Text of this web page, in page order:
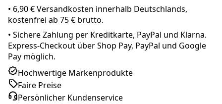
• 6,90 € Versandkosten innerhalb Deutschlands,
kostenfrei ab 75 € brutto.
• Sichere Zahlung per Kreditkarte, PayPal und Klarna.
Express-Checkout über Shop Pay, PayPal und Google
Pay möglich.
Hochwertige Markenprodukte
Faire Preise
Persönlicher Kundenservice